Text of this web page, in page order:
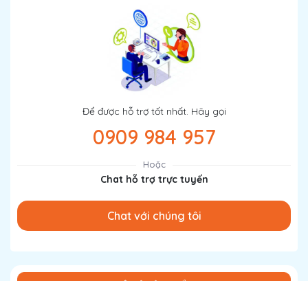
Để được hỗ trợ tốt nhất. Hãy gọi
0909 984 957
Hoặc
Chat hỗ trợ trực tuyến
Chat với chúng tôi